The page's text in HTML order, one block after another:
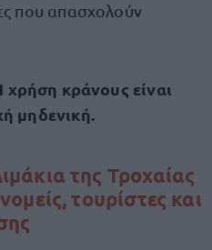
που απασχολούν
χρήση κράνους είναι
μηδενική.
της Τροχαίας
τουρίστες και